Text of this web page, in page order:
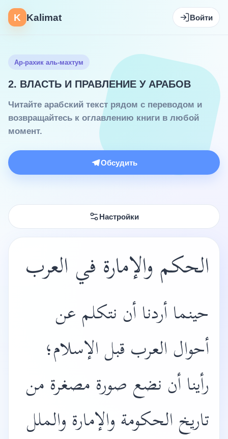
K Kalimat Войти
Ар-рахик аль-махтум
2. ВЛАСТЬ И ПРАВЛЕНИЕ У АРАБОВ
Читайте арабский текст рядом с переводом и
возвращайтесь к оглавлению книги в любой
момент.
Обсудить
Настройки
الحكم والإمارة في العرب
حينما أردنا أن نتكلم عن
أحوال العرب قبل الإسلام؛
رأينا أن نضع صورة مصغرة من
تاريخ الحكومة والإمارة والملل